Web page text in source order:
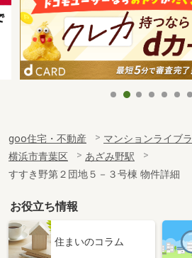
goo住宅・不動産 マンションライブ
横浜市青葉区
あざみ野駅
すすき野第２団地５－３号棟 物件詳細
お役立ち情報
住まいのコラム